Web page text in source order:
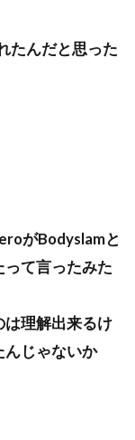
たんだと思った
がBodyslamと
て言ったみた
は理解出来るけ
んじゃないか